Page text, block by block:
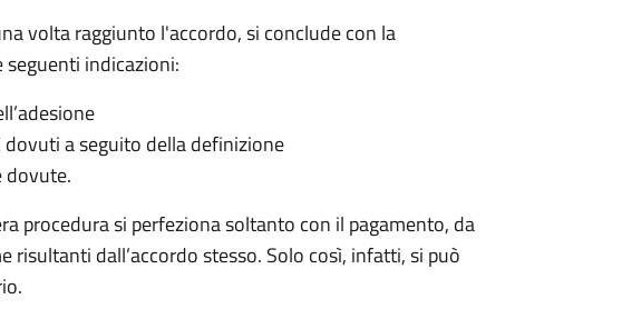
volta raggiunto l'accordo, si conclude con la
indicazioni:
a seguito della definizione
dovute.
procedura si perfeziona soltanto con il pagamento, da
risultanti dall’accordo stesso. Solo così, infatti, si può